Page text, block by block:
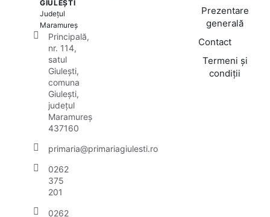
GIULEȘTI
Județul
Maramureș
Principală,
nr. 114,
satul
Giulești,
comuna
Giulești,
județul
Maramureș
437160
primaria@primariagiulesti.ro
0262
375
201
0262
Prezentare
generală
Contact
Termeni și
condiții